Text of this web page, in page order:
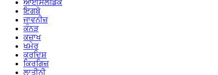
ਆਈਸਲੈਂਡਿਕ
ਇਗਬੋ
ਜਾਵਨੀਜ਼
ਕੰਨੜ
ਕਜ਼ਾਖ
ਖਮੇਰ
ਕੁਰਦਿਸ਼
ਕਿਰਗਿਜ਼
ਲਾਤੀਨੀ